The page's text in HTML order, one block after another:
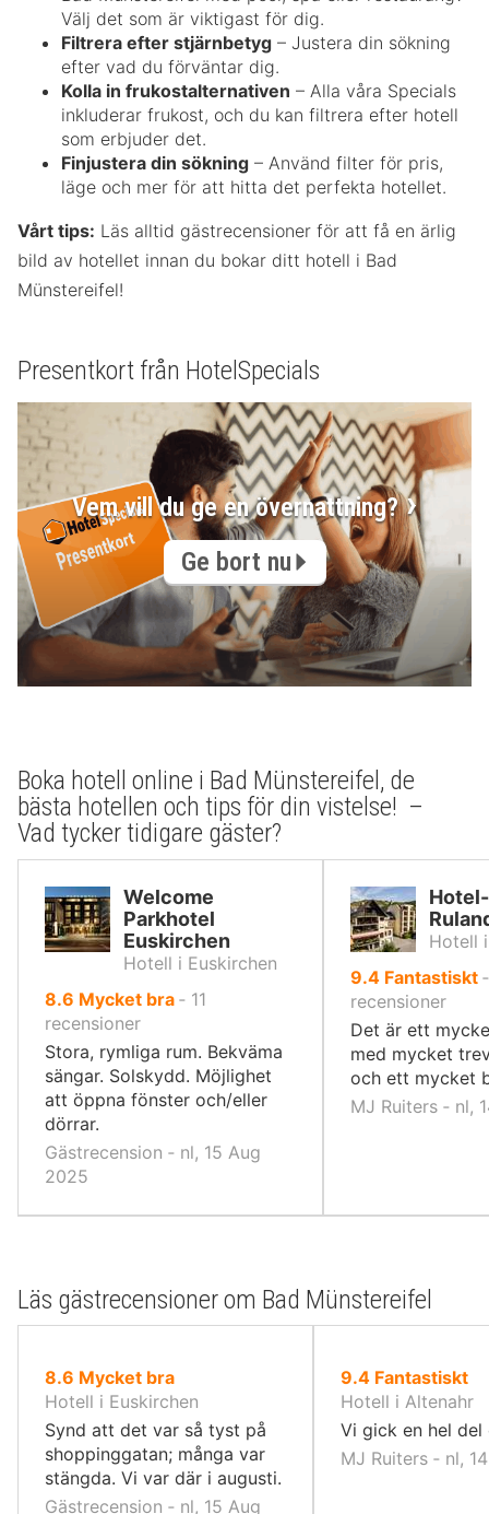
Välj det som är viktigast för dig.
Filtrera efter stjärnbetyg – Justera din sökning
efter vad du förväntar dig.
Kolla in frukostalternativen – Alla våra Specials
inkluderar frukost, och du kan filtrera efter hotell
som erbjuder det.
Finjustera din sökning – Använd filter för pris,
läge och mer för att hitta det perfekta hotellet.
Vårt tips: Läs alltid gästrecensioner för att få en ärlig
bild av hotellet innan du bokar ditt hotell i Bad
Münstereifel!
Presentkort från HotelSpecials
Vem vill du ge en övernattning?
Ge bort nu
Boka hotell online i Bad Münstereifel, de
bästa hotellen och tips för din vistelse! –
Vad tycker tidigare gäster?
Welcome
Parkhotel
Euskirchen
Hotell i Euskirchen
8.6 av
10,
Mycket bra ‐ 11
recensioner
Stora, rymliga rum. Bekväma
sängar. Solskydd. Möjlighet
att öppna fönster och/eller
dörrar.
Gästrecension ‐ nl, 15 Aug
2025
Hotell
9.4av
10,
Fantastiskt
recensioner
Det är ett
med mycket
och ett mycket
MJ Ruiters ‐ nl,
Läs gästrecensioner om Bad Münstereifel
8.6 av
10,
Mycket bra
Hotell i Euskirchen
Synd att det var så tyst på
shoppinggatan; många var
stängda. Vi var där i augusti.
Gästrecension ‐ nl, 15 Aug
9.4av
10,
Fantastiskt
Hotell i Altenahr
Vi gick en hel del
MJ Ruiters ‐ nl,